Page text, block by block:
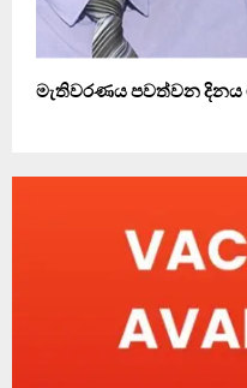
මැතිවරණය පවත්වන දිනය